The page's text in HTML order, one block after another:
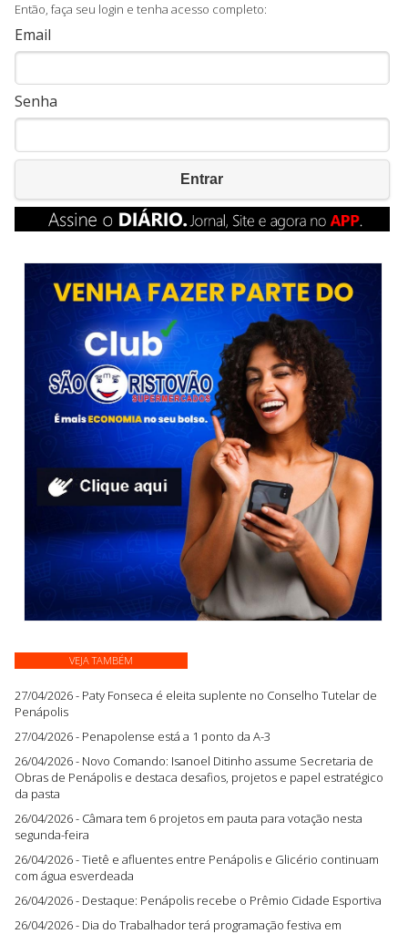
Então, faça seu login e tenha acesso completo:
Email
Senha
Entrar
VEJA TAMBÉM
27/04/2026 - Paty Fonseca é eleita suplente no Conselho Tutelar de
Penápolis
27/04/2026 - Penapolense está a 1 ponto da A-3
26/04/2026 - Novo Comando: Isanoel Ditinho assume Secretaria de
Obras de Penápolis e destaca desafios, projetos e papel estratégico
da pasta
26/04/2026 - Câmara tem 6 projetos em pauta para votação nesta
segunda-feira
26/04/2026 - Tietê e afluentes entre Penápolis e Glicério continuam
com água esverdeada
26/04/2026 - Destaque: Penápolis recebe o Prêmio Cidade Esportiva
26/04/2026 - Dia do Trabalhador terá programação festiva em